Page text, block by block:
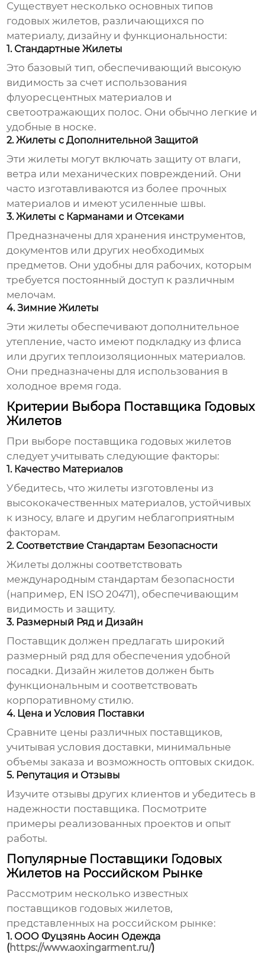
Существует несколько основных типов
годовых жилетов, различающихся по
материалу, дизайну и функциональности:
1. Стандартные Жилеты
Это базовый тип, обеспечивающий высокую
видимость за счет использования
флуоресцентных материалов и
светоотражающих полос. Они обычно легкие и
удобные в носке.
2. Жилеты с Дополнительной Защитой
Эти жилеты могут включать защиту от влаги,
ветра или механических повреждений. Они
часто изготавливаются из более прочных
материалов и имеют усиленные швы.
3. Жилеты с Карманами и Отсеками
Предназначены для хранения инструментов,
документов или других необходимых
предметов. Они удобны для рабочих, которым
требуется постоянный доступ к различным
мелочам.
4. Зимние Жилеты
Эти жилеты обеспечивают дополнительное
утепление, часто имеют подкладку из флиса
или других теплоизоляционных материалов.
Они предназначены для использования в
холодное время года.
Критерии Выбора Поставщика Годовых
Жилетов
При выборе поставщика годовых жилетов
следует учитывать следующие факторы:
1. Качество Материалов
Убедитесь, что жилеты изготовлены из
высококачественных материалов, устойчивых
к износу, влаге и другим неблагоприятным
факторам.
2. Соответствие Стандартам Безопасности
Жилеты должны соответствовать
международным стандартам безопасности
(например, EN ISO 20471), обеспечивающим
видимость и защиту.
3. Размерный Ряд и Дизайн
Поставщик должен предлагать широкий
размерный ряд для обеспечения удобной
посадки. Дизайн жилетов должен быть
функциональным и соответствовать
корпоративному стилю.
4. Цена и Условия Поставки
Сравните цены различных поставщиков,
учитывая условия доставки, минимальные
объемы заказа и возможность оптовых скидок.
5. Репутация и Отзывы
Изучите отзывы других клиентов и убедитесь в
надежности поставщика. Посмотрите
примеры реализованных проектов и опыт
работы.
Популярные Поставщики Годовых
Жилетов на Российском Рынке
Рассмотрим несколько известных
поставщиков годовых жилетов,
представленных на российском рынке:
1. ООО Фуцзянь Аосин Одежда
(https://www.aoxingarment.ru/)